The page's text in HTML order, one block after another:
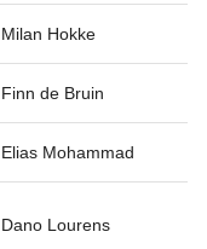
Milan Hokke
Finn de Bruin
Elias Mohammad
Dano Lourens